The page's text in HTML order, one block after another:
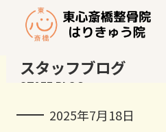
スタッフブログ
STAFF BLOG
2025年7月18日